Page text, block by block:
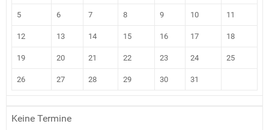
5 6 7 8 9 10 11
12 13 14 15 16 17 18
19 20 21 22 23 24 25
26 27 28 29 30 31
Keine Termine